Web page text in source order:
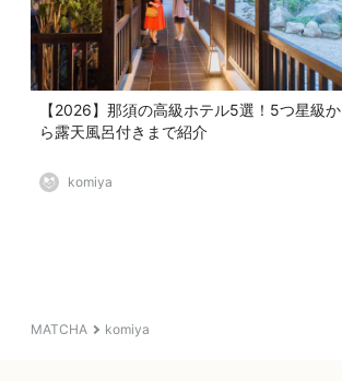
MATCHA komiya
【2026】那須の高級ホテル5選！5つ星級か
ら露天風呂付きまで紹介
komiya